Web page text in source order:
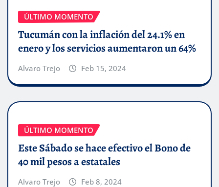
ÚLTIMO MOMENTO
Tucumán con la inflación del 24.1% en
enero y los servicios aumentaron un 64%
Alvaro Trejo Feb 15, 2024
ÚLTIMO MOMENTO
Este Sábado se hace efectivo el Bono de
40 mil pesos a estatales
Alvaro Trejo Feb 8, 2024